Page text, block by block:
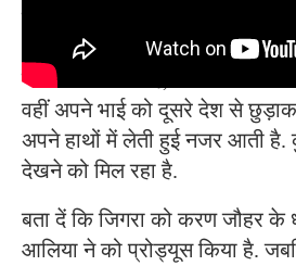
आता है. वहीं वह अपने भाई (वेदांग
बारे में बात करती है, जिसे विदेश में
वहीं अपने भाई को दूसरे देश से
अपने हाथों में लेती हुई नजर आती है.
देखने को मिल रहा है.
बता दें कि जिगरा को करण जौहर के
आलिया ने को प्रोड्यूस किया है.